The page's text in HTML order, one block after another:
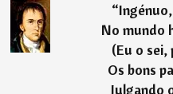
“
No mundo
(Eu o
Os bons
Julgando